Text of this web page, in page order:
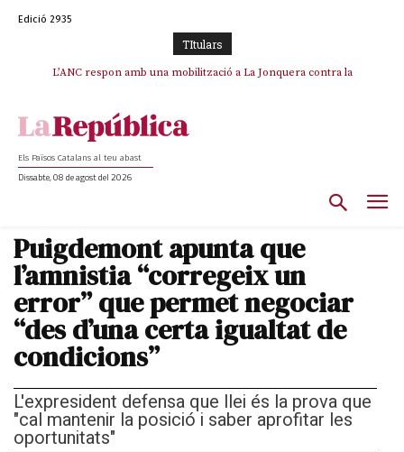
Edició 2935
TItulars
L’ANC respon amb una mobilització a La Jonquera contra la
SOS Costa Brava es planta contra la “nefasta” prolongació de la C-32 i
Els Països Catalans al teu abast
Dissabte, 08 de agost del 2026
Puigdemont apunta que
l’amnistia “corregeix un
error” que permet negociar
“des d’una certa igualtat de
condicions”
L'expresident defensa que llei és la prova que
"cal mantenir la posició i saber aprofitar les
oportunitats"